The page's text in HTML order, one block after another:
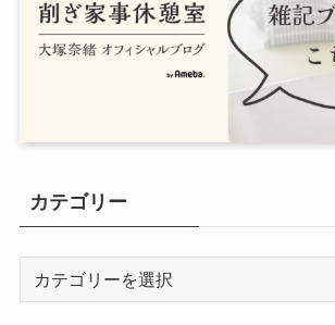
カテゴリー